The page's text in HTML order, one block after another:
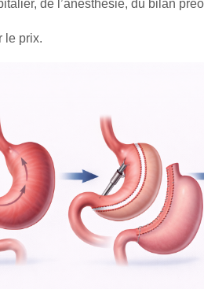
de l’anesthésie, du bilan
le prix.